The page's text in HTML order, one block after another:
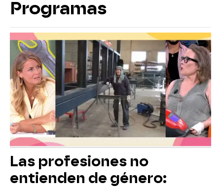
Programas
Las profesiones no
entienden de género: